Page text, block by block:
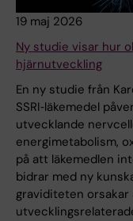
19 maj 2026
Ny studie visar hur
hjärnutveckling
En ny studie från
SSRI‑läkemedel
utvecklande
energimetabolism,
på att läkemedlen
bidrar med ny
graviditeten orsakar